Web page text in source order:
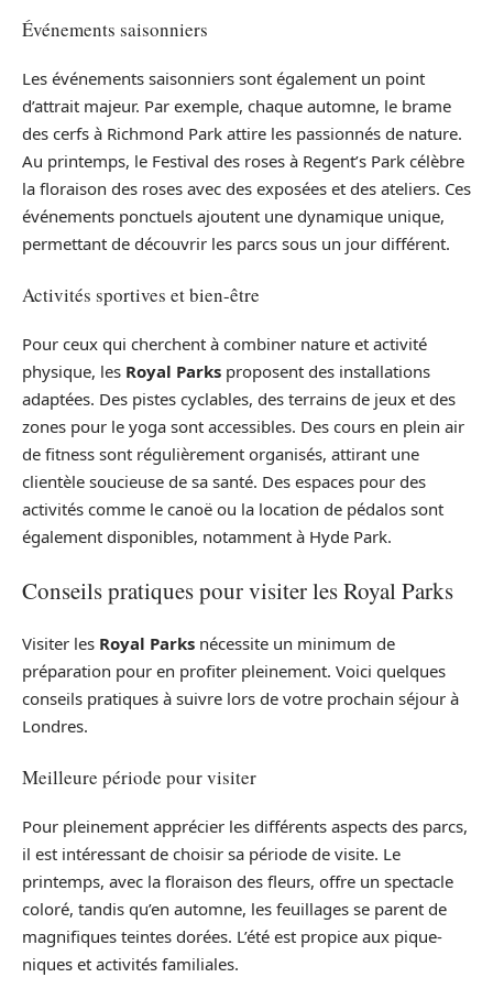
Événements saisonniers
Les événements saisonniers sont également un point
d’attrait majeur. Par exemple, chaque automne, le brame
des cerfs à Richmond Park attire les passionnés de nature.
Au printemps, le Festival des roses à Regent’s Park célèbre
la floraison des roses avec des exposées et des ateliers. Ces
événements ponctuels ajoutent une dynamique unique,
permettant de découvrir les parcs sous un jour différent.
Activités sportives et bien-être
Pour ceux qui cherchent à combiner nature et activité
physique, les Royal Parks proposent des installations
adaptées. Des pistes cyclables, des terrains de jeux et des
zones pour le yoga sont accessibles. Des cours en plein air
de fitness sont régulièrement organisés, attirant une
clientèle soucieuse de sa santé. Des espaces pour des
activités comme le canoë ou la location de pédalos sont
également disponibles, notamment à Hyde Park.
Conseils pratiques pour visiter les Royal Parks
Visiter les Royal Parks nécessite un minimum de
préparation pour en profiter pleinement. Voici quelques
conseils pratiques à suivre lors de votre prochain séjour à
Londres.
Meilleure période pour visiter
Pour pleinement apprécier les différents aspects des parcs,
il est intéressant de choisir sa période de visite. Le
printemps, avec la floraison des fleurs, offre un spectacle
coloré, tandis qu’en automne, les feuillages se parent de
magnifiques teintes dorées. L’été est propice aux pique-
niques et activités familiales.